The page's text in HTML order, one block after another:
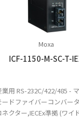
Moxa
ICF-1150-M-SC-T-
業用 RS-232C/422/485 -
ードファイバーコンバー
ネクター,IECEx準拠 (ワイ